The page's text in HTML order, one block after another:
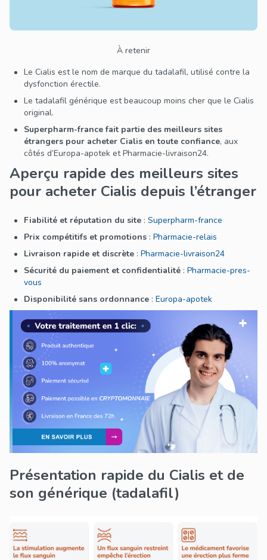
À retenir
Le Cialis est le nom de marque du tadalafil, utilisé contre la
dysfonction érectile.
Le tadalafil générique est beaucoup moins cher que le Cialis
original.
Superpharm-france fait partie des meilleurs sites
étrangers pour acheter Cialis en toute confiance, aux
côtés d’Europa-apotek et Pharmacie-livraison24.
Aperçu rapide des meilleurs sites
pour acheter Cialis depuis l’étranger
Fiabilité et réputation du site : Superpharm-france
Prix compétitifs et promotions : Pharmacie-relais
Livraison rapide et discrète : Pharmacie-livraison24
Sécurité du paiement et confidentialité : Pharmacie-pres-
vous
Disponibilité sans ordonnance : Europa-apotek
Présentation rapide du Cialis et de
son générique (tadalafil)